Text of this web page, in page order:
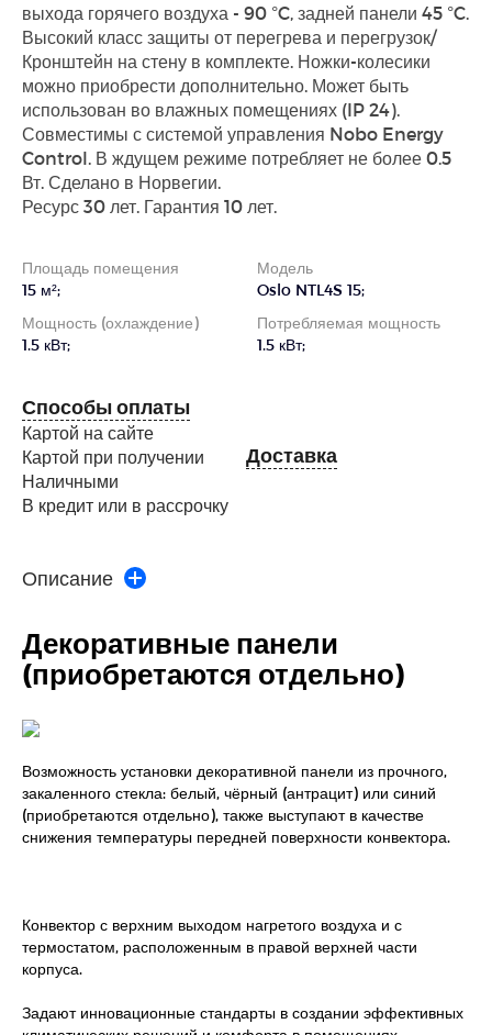
выхода горячего воздуха - 90 °C, задней панели 45 °C.
Высокий класс защиты от перегрева и перегрузок/
Кронштейн на стену в комплекте. Ножки-колесики
можно приобрести дополнительно. Может быть
использован во влажных помещениях (IP 24).
Совместимы с системой управления Nobo Energy
Control. В ждущем режиме потребляет не более 0.5
Вт. Сделано в Норвегии.
Ресурс 30 лет. Гарантия 10 лет.
Площадь помещения
15 м²;
Модель
Oslo NTL4S 15;
Мощность (охлаждение)
1.5 кВт;
Потребляемая мощность
1.5 кВт;
Способы оплаты
Картой на сайте
Картой при получении
Наличными
В кредит или в рассрочку
Доставка
Описание
Декоративные панели
(приобретаются отдельно)
Возможность установки декоративной панели из прочного,
закаленного стекла: белый, чёрный (антрацит) или синий
(приобретаются отдельно), также выступают в качестве
снижения температуры передней поверхности конвектора.
Конвектор с верхним выходом нагретого воздуха и с
термостатом, расположенным в правой верхней части
корпуса.
Задают инновационные стандарты в создании эффективных